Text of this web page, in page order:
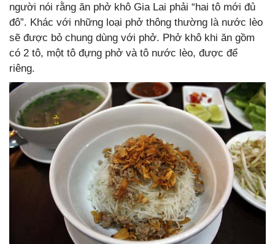
người nói rằng ăn phở khô Gia Lai phải “hai tô mới đủ
đô”. Khác với những loại phở thông thường là nước lèo
sẽ được bỏ chung dùng với phở. Phở khô khi ăn gồm
có 2 tô, một tô đựng phở và tô nước lèo, được để
riêng.